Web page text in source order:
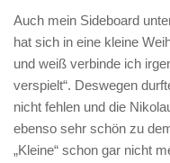
Auch mein Sideboard
hat sich in eine kleine
und weiß verbinde ich
verspielt“. Deswegen
nicht fehlen und die
ebenso sehr schön zu
„Kleine“ schon gar nicht